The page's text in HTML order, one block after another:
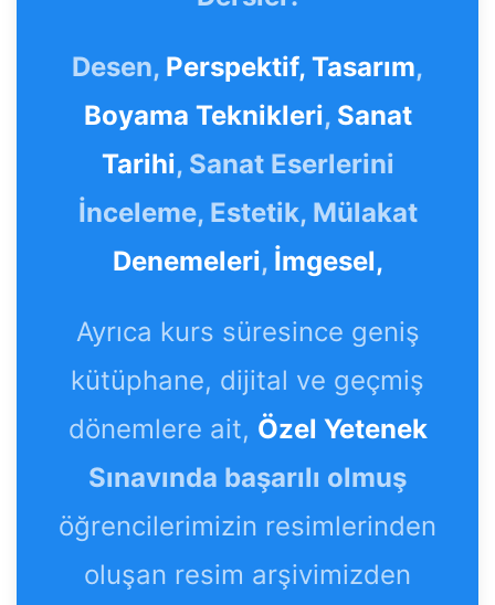
Desen, Perspektif, Tasarım,
Boyama Teknikleri, Sanat
Tarihi, Sanat Eserlerini
İnceleme, Estetik, Mülakat
Denemeleri, İmgesel,
Ayrıca kurs süresince geniş
kütüphane, dijital ve geçmiş
dönemlere ait, Özel Yetenek
Sınavında başarılı olmuş
öğrencilerimizin resimlerinden
oluşan resim arşivimizden